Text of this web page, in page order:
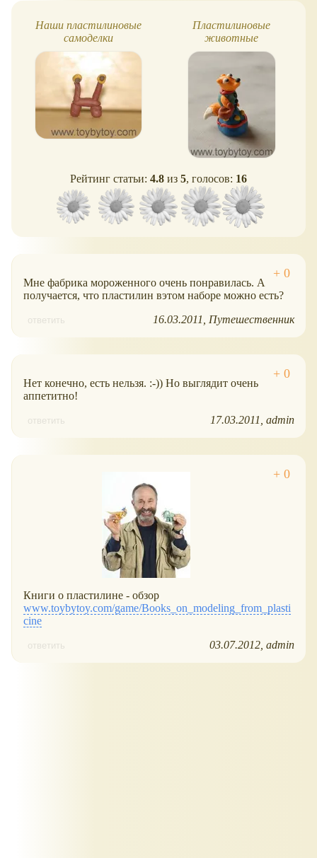
Наши пластилиновые
самоделки
Пластилиновые
животные
Рейтинг статьи: 4.8 из 5, голосов: 16
Мне фабрика мороженного очень понравилась. А
получается, что пластилин вэтом наборе можно есть?
ответить 16.03.2011 Путешественник
Нет конечно, есть нельзя. :-)) Но выглядит очень
аппетитно!
ответить 17.03.2011 admin
Книги о пластилине - обзор
www.toybytoy.com/game/Books_on_modeling_from_plasti
cine
ответить 03.07.2012 admin